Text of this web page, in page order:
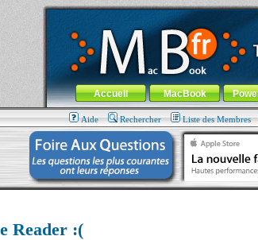
MacBook-fr.com : 100% Apple... 100% nomade !
Aller au contenu-Aller au menu général-
Menu général
Accueil MacBook
Aide Rechercher Liste des Membres
Reader :(